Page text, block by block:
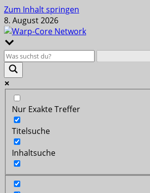
Zum Inhalt springen
8. August 2026
Nur Exakte Treffer
Titelsuche
Inhaltsuche